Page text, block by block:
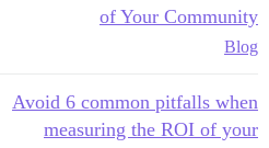
of Your Community
Blog
Avoid 6 common pitfalls when
measuring the ROI of your